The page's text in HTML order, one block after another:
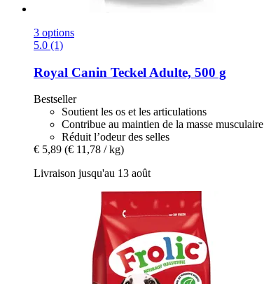
3 options
5.0 (1)
Royal Canin Teckel Adulte, 500 g
Bestseller
Soutient les os et les articulations
Contribue au maintien de la masse musculaire
Réduit l’odeur des selles
€ 5,89 (€ 11,78 / kg)
Livraison jusqu'au 13 août